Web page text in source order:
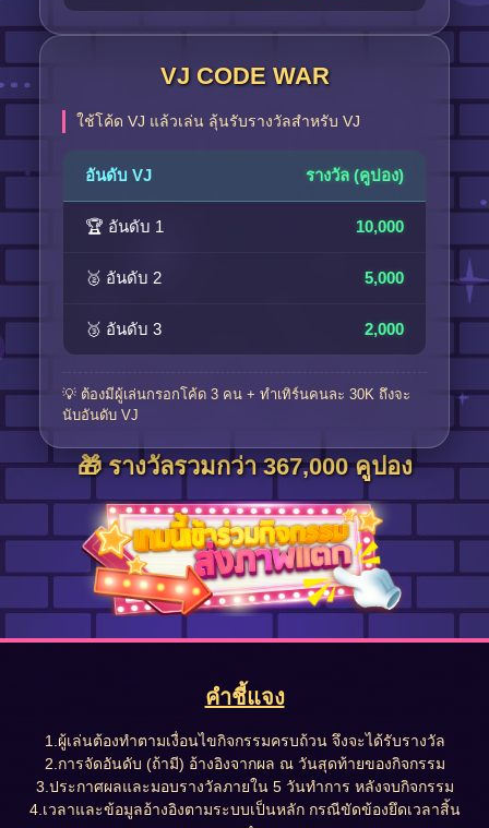
VJ CODE WAR
ใช้โค้ด VJ แล้วเล่น ลุ้นรับรางวัลสำหรับ VJ
อันดับ VJ รางวัล (คูปอง)
🏆 อันดับ 1 10,000
🥈 อันดับ 2 5,000
🥉 อันดับ 3 2,000
💡 ต้องมีผู้เล่นกรอกโค้ด 3 คน + ทำเทิร์นคนละ 30K ถึงจะ
นับอันดับ VJ
🎁 รางวัลรวมกว่า 367,000 คูปอง
คำชี้แจง
1.ผู้เล่นต้องทำตามเงื่อนไขกิจกรรมครบถ้วน จึงจะได้รับรางวัล
2.การจัดอันดับ (ถ้ามี) อ้างอิงจากผล ณ วันสุดท้ายของกิจกรรม
3.ประกาศผลและมอบรางวัลภายใน 5 วันทำการ หลังจบกิจกรรม
4.เวลาและข้อมูลอ้างอิงตามระบบเป็นหลัก กรณีขัดข้องยึดเวลาสิ้น